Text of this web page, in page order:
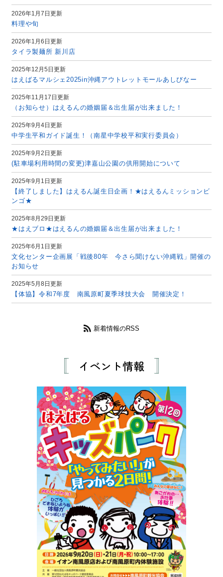
2026年1月7日更新
料理や旬
2026年1月6日更新
タイラ製麺所 新川店
2025年12月5日更新
はえばるマルシェ2025in沖縄アウトレットモールあしびなー
2025年11月17日更新
（お知らせ）はえるんの婚姻届＆出生届が出来ました！
2025年9月4日更新
中学生平和ガイド誕生！（南星中学校平和実行委員会）
2025年9月2日更新
(駐車場利用時間の変更)津嘉山公園の供用開始について
2025年9月1日更新
【終了しました】はえるん誕生日企画！★はえるんミッションビ
ンゴ★
2025年8月29日更新
★はえブロ★はえるんの婚姻届＆出生届が出来ました！
2025年6月1日更新
文化センター企画展「戦後80年 今さら聞けない沖縄戦」開催の
お知らせ
2025年5月8日更新
【体協】令和7年度 南風原町夏季球技大会 開催決定！
新着情報のRSS
イベント情報